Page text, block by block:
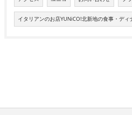
イタリアンのお店YUNiCO!北新地の食事・ディ